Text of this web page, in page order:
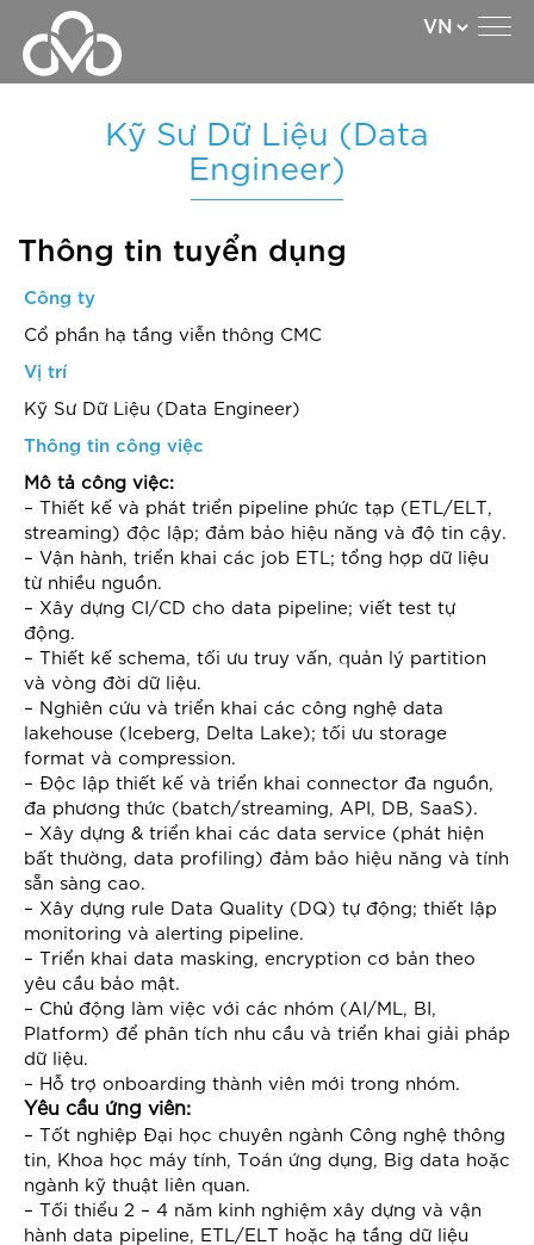
Kỹ Sư Dữ Liệu (Data
Engineer)
Thông tin tuyển dụng
Công ty
Cổ phần hạ tầng viễn thông CMC
Vị trí
Kỹ Sư Dữ Liệu (Data Engineer)
Thông tin công việc
Mô tả công việc:
– Thiết kế và phát triển pipeline phức tạp (ETL/ELT,
streaming) độc lập; đảm bảo hiệu năng và độ tin cậy.
– Vận hành, triển khai các job ETL; tổng hợp dữ liệu
từ nhiều nguồn.
– Xây dựng CI/CD cho data pipeline; viết test tự
động.
– Thiết kế schema, tối ưu truy vấn, quản lý partition
và vòng đời dữ liệu.
– Nghiên cứu và triển khai các công nghệ data
lakehouse (Iceberg, Delta Lake); tối ưu storage
format và compression.
– Độc lập thiết kế và triển khai connector đa nguồn,
đa phương thức (batch/streaming, API, DB, SaaS).
– Xây dựng & triển khai các data service (phát hiện
bất thường, data profiling) đảm bảo hiệu năng và tính
sẵn sàng cao.
– Xây dựng rule Data Quality (DQ) tự động; thiết lập
monitoring và alerting pipeline.
– Triển khai data masking, encryption cơ bản theo
yêu cầu bảo mật.
– Chủ động làm việc với các nhóm (AI/ML, BI,
Platform) để phân tích nhu cầu và triển khai giải pháp
dữ liệu.
– Hỗ trợ onboarding thành viên mới trong nhóm.
Yêu cầu ứng viên:
– Tốt nghiệp Đại học chuyên ngành Công nghệ thông
tin, Khoa học máy tính, Toán ứng dụng, Big data hoặc
ngành kỹ thuật liên quan.
– Tối thiểu 2 – 4 năm kinh nghiệm xây dựng và vận
hành data pipeline, ETL/ELT hoặc hạ tầng dữ liệu